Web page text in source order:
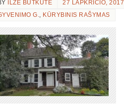
ILZĖ BUTKUTĖ
27 LAPKRIČIO, 2017
G., KŪRYBINIS RAŠYMAS